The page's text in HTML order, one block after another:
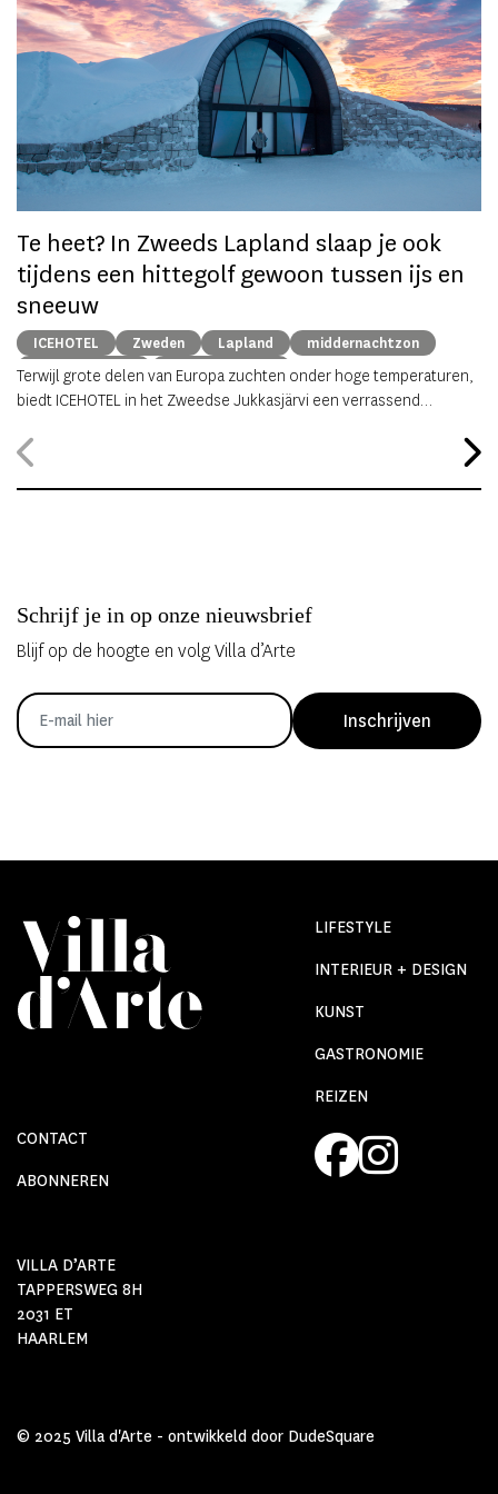
Te heet? In Zweeds Lapland slaap je ook
tijdens een hittegolf gewoon tussen ijs en
sneeuw
ICEHOTEL Zweden Lapland
middernachtzon
summer travel
Arctische reizen
Terwijl grote delen van Europa zuchten onder hoge temperaturen,
biedt ICEHOTEL in het Zweedse Jukkasjärvi een verrassend
hele jaar geopend, waardoor gasten zelfs midden in de zomer
kunnen overnachten in met de hand uit ijs vervaardigde Art Suites.
Schrijf je in op onze nieuwsbrief
Blijf op de hoogte en volg Villa d’Arte
Inschrijven
LIFESTYLE
INTERIEUR + DESIGN
KUNST
GASTRONOMIE
REIZEN
CONTACT
ABONNEREN
VILLA D’ARTE
TAPPERSWEG 8H
2031 ET
HAARLEM
© 2025 Villa d'Arte - ontwikkeld door DudeSquare